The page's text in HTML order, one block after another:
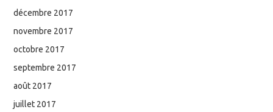
décembre 2017
novembre 2017
octobre 2017
septembre 2017
août 2017
juillet 2017